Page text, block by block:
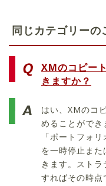
同じカテゴリーの
XMのコピー
きますか？
はい、XMのコ
めることがで
「ポートフォ
を一時停止ま
きます。スト
すればその時点